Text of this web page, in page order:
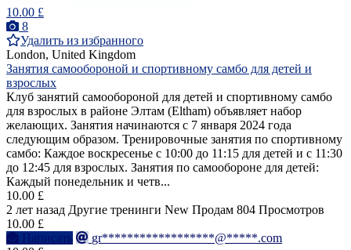
10.00 £
8
Удалить из избранного
London, United Kingdom
Занятия самообороной и спортивному самбо для детей и
взрослых
Клуб занятий самообороной для детей и спортивному самбо
для взрослых в районе Элтам (Eltham) объявляет набор
желающих. Занятия начинаются с 7 января 2024 года
следующим образом. Тренировочные занятия по спортивному
самбо: Каждое воскресенье с 10:00 до 11:15 для детей и с 11:30
до 12:45 для взрослых. Занятия по самообороне для детей:
Каждый понедельник и четв...
10.00 £
2 лет назад Другие тренинги New Продам 804 Просмотров
10.00 £
Написать
gr******************@*****.com